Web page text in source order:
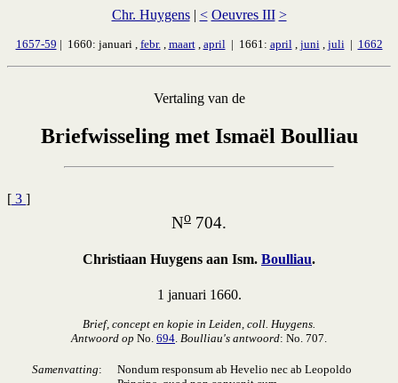
Chr. Huygens| < Oeuvres III >
1657-59 | 1660: januari , febr., maart, april| 1661: april, juni, juli| 1662
Vertaling van de
Briefwisseling met Ismaël Boulliau
[ 3 ]
No 704.
Christiaan Huygens aan Ism. Boulliau.
1 januari 1660.
Brief, concept en kopie in Leiden, coll. Huygens.
Antwoord op No. 694 Boulliau's antwoord: No. 707.
Samenvatting:
Nondum responsum ab Hevelio nec ab Leopoldo